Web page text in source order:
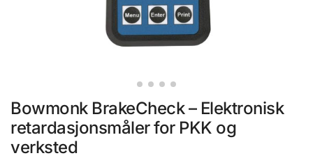
Bowmonk BrakeCheck – Elektronisk
retardasjonsmåler for PKK og
verksted